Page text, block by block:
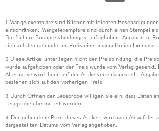
1 Mängelexemplare sind Bücher mit leichten
einschränken. Mängelexemplare sind durch einen Stempel
Die frühere Buchpreisbindung ist aufgehoben. Angaben zu
sich auf den gebundenen Preis eines mangelfreien Exemplars.
2 Diese Artikel unterliegen nicht der Preisbindung, die
wurde aufgehoben oder der Preis wurde vom Verlag
Alternative wird Ihnen auf der Artikelseite dargestellt.
beziehen sich auf den vorherigen Preis.
3 Durch Öffnen der Leseprobe willigen Sie ein, dass Daten
Leseprobe übermittelt werden.
4 Der gebundene Preis dieses Artikels wird nach Ablauf des
dargestellten Datums vom Verlag angehoben.